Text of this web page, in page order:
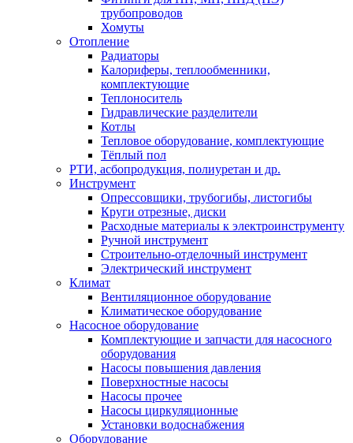
трубопроводов
Хомуты
Отопление
Радиаторы
Калориферы, теплообменники,
комплектующие
Теплоноситель
Гидравлические разделители
Котлы
Тепловое оборудование, комплектующие
Тёплый пол
РТИ, асбопродукция, полиуретан и др.
Инструмент
Опрессовщики, трубогибы, листогибы
Круги отрезные, диски
Расходные материалы к электроинструменту
Ручной инструмент
Строительно-отделочный инструмент
Электрический инструмент
Климат
Вентиляционное оборудование
Климатическое оборудование
Насосное оборудование
Комплектующие и запчасти для насосного
оборудования
Насосы повышения давления
Поверхностные насосы
Насосы прочее
Насосы циркуляционные
Установки водоснабжения
Оборудование